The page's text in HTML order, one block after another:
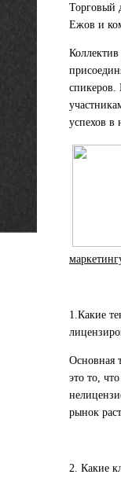
Торговый
Ежов и
успехов в
1.Какие
Основная
это то,
рынок
2. Какие